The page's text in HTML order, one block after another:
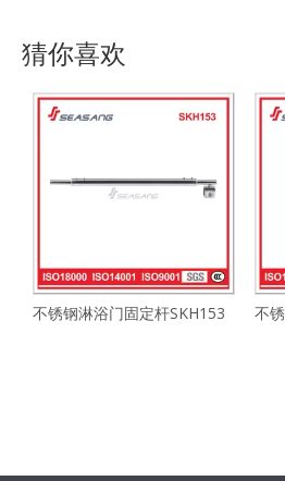
猜你喜欢
不锈钢淋浴门固定杆SKH153 不